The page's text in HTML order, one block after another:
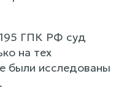
195 ГПК РФ суд
на тех
были исследованы